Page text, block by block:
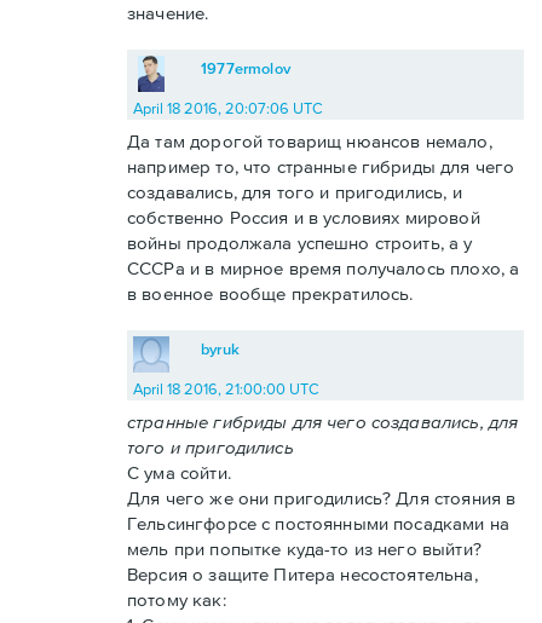
значение.
1977ermolov
April 18 2016, 20:07:06 UTC
Да там дорогой товарищ нюансов немало,
например то, что странные гибриды для чего
создавались, для того и пригодились, и
собственно Россия и в условиях мировой
войны продолжала успешно строить, а у
СССРа и в мирное время получалось плохо, а
в военное вообще прекратилось.
byruk
April 18 2016, 21:00:00 UTC
странные гибриды для чего создавались, для
того и пригодились
С ума сойти.
Для чего же они пригодились? Для стояния в
Гельсингфорсе с постоянными посадками на
мель при попытке куда-то из него выйти?
Версия о защите Питера несостоятельна,
потому как: